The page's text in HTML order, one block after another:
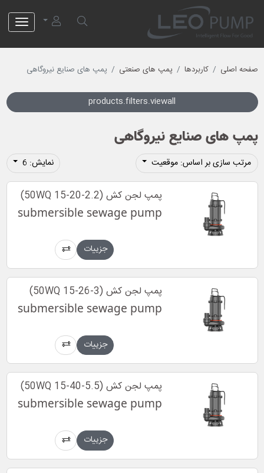
صفحه اصلی کاربردها پمپ های صنعتی پمپ های صنایع نیروگاهی
products.filters.viewall
پمپ های صنایع نیروگاهی
مرتب سازی بر اساس: موقعیت نمایش: 6
پمپ لجن کش (50WQ 15-20-2.2)
submersible sewage pump
جزییات
پمپ لجن کش (50WQ 15-26-3)
submersible sewage pump
جزییات
پمپ لجن کش (50WQ 15-40-5.5)
submersible sewage pump
جزییات